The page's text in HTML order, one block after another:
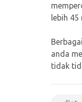
lebih 45
anda
tidak